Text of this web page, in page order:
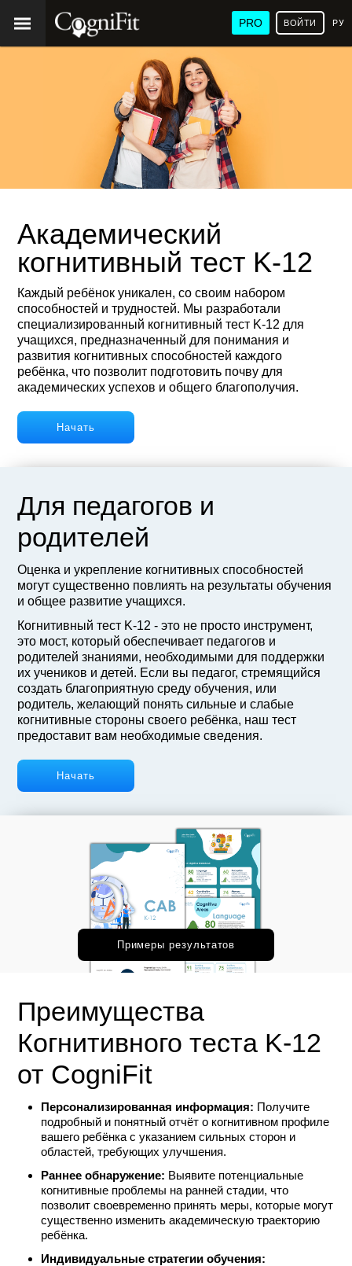
PRO ВОЙТИ
Академический
когнитивный тест K-12
Каждый ребёнок уникален, со своим набором
способностей и трудностей. Мы разработали
специализированный когнитивный тест K-12 для
учащихся, предназначенный для понимания и
развития когнитивных способностей каждого
ребёнка, что позволит подготовить почву для
академических успехов и общего благополучия.
Начать
Для педагогов и
родителей
Оценка и укрепление когнитивных способностей
могут существенно повлиять на результаты обучения
и общее развитие учащихся.
Когнитивный тест K-12 - это не просто инструмент,
это мост, который обеспечивает педагогов и
родителей знаниями, необходимыми для поддержки
их учеников и детей. Если вы педагог, стремящийся
создать благоприятную среду обучения, или
родитель, желающий понять сильные и слабые
когнитивные стороны своего ребёнка, наш тест
предоставит вам необходимые сведения.
Начать
Преимущества
Когнитивного теста K-12
от CogniFit
Персонализированная информация: Получите
подробный и понятный отчёт о когнитивном профиле
вашего ребёнка с указанием сильных сторон и
областей, требующих улучшения.
Раннее обнаружение: Выявите потенциальные
когнитивные проблемы на ранней стадии, что
позволит своевременно принять меры, которые могут
существенно изменить академическую траекторию
ребёнка.
Индивидуальные стратегии обучения:
Примеры результатов